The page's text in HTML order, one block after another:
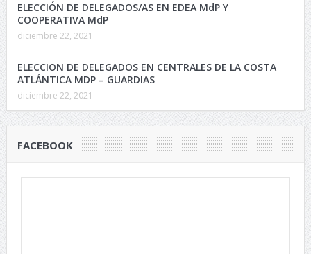
ELECCIÓN DE DELEGADOS/AS EN EDEA MdP Y
COOPERATIVA MdP
diciembre 22, 2021
ELECCION DE DELEGADOS EN CENTRALES DE LA COSTA
ATLÁNTICA MDP – GUARDIAS
diciembre 22, 2021
FACEBOOK